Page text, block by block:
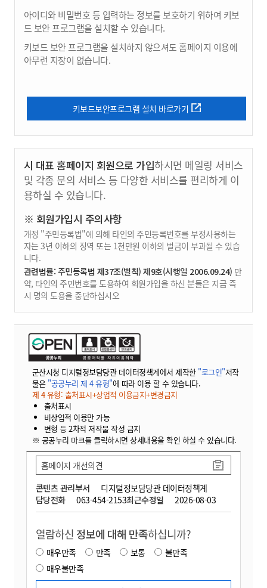
아이디와 비밀번호 등 입력하는 정보를 보호하기 위하여 키보
드 보안 프로그램을 설치할 수 있습니다.
키보드 보안 프로그램을 설치하지 않으셔도 홈페이지 이용에
아무런 지장이 없습니다.
키보드보안프로그램 설치 바로가기
시 대표 홈페이지 회원으로 가입하시면 메일링 서비스
및 각종 문의 서비스 등 다양한 서비스를 편리하게 이
용하실 수 있습니다.
※ 회원가입시 주의사항
개정 "주민등록법"에 의해 타인의 주민등록번호를 부정사용하는
자는 3년 이하의 징역 또는 1천만원 이하의 벌금이 부과될 수 있습
니다.
관련법률: 주민등록법 제37조(벌칙) 제9호(시행일 2006.09.24) 만
약, 타인의 주민번호를 도용하여 회원가입을 하신 분들은 지금 즉
시 명의 도용을 중단하십시오
군산시청 디지털정보담당관 데이터정책계에서 제작한 "로그인"저작
물은 "공공누리 제 4 유형"에 따라 이용 할 수 있습니다.
제 4 유형: 출처표시+상업적 이용금지+변경금지
출처표시
비상업적 이용만 가능
변형 등 2차적 저작물 작성 금지
※ 공공누리 마크를 클릭하시면 상세내용을 확인 하실 수 있습니다.
콘텐츠 관리부서
디지털정보담당관 데이터정책계
담당전화
063-454-2153최근수정일 2026-08-03
홈페이지 개선의견
열람하신 정보에 대해 만족하십니까?
매우만족 만족 보통
불만족
매우불만족